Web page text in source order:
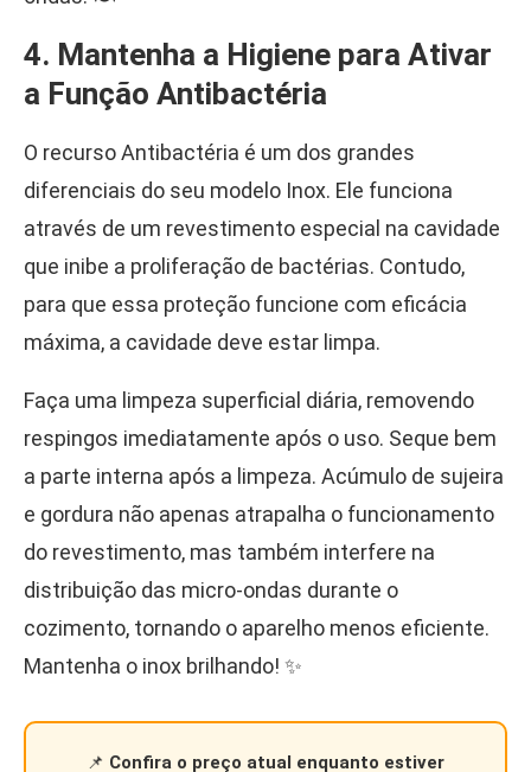
4. Mantenha a Higiene para Ativar
a Função Antibactéria
O recurso Antibactéria é um dos grandes
diferenciais do seu modelo Inox. Ele funciona
através de um revestimento especial na cavidade
que inibe a proliferação de bactérias. Contudo,
para que essa proteção funcione com eficácia
máxima, a cavidade deve estar limpa.
Faça uma limpeza superficial diária, removendo
respingos imediatamente após o uso. Seque bem
a parte interna após a limpeza. Acúmulo de sujeira
e gordura não apenas atrapalha o funcionamento
do revestimento, mas também interfere na
distribuição das micro-ondas durante o
cozimento, tornando o aparelho menos eficiente.
Mantenha o inox brilhando! ✨
📌 Confira o preço atual enquanto estiver